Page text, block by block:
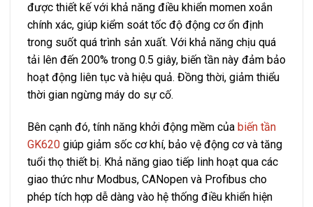
được thiết kế với khả năng điều khiển momen xoắn
chính xác, giúp kiểm soát tốc độ động cơ ổn định
trong suốt quá trình sản xuất. Với khả năng chịu quá
tải lên đến 200% trong 0.5 giây, biến tần này đảm bảo
hoạt động liên tục và hiệu quả. Đồng thời, giảm thiểu
thời gian ngừng máy do sự cố.
Bên cạnh đó, tính năng khởi động mềm của biến tần
GK620 giúp giảm sốc cơ khí, bảo vệ động cơ và tăng
tuổi thọ thiết bị. Khả năng giao tiếp linh hoạt qua các
giao thức như Modbus, CANopen và Profibus cho
phép tích hợp dễ dàng vào hệ thống điều khiển hiện